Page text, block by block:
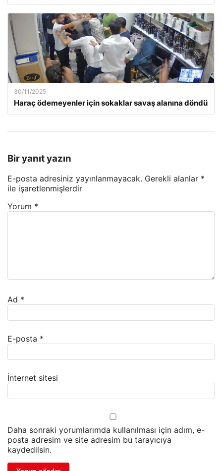
30/11/2025
Haraç ödemeyenler için sokaklar savaş alanına döndü
Bir yanıt yazın
E-posta adresiniz yayınlanmayacak. Gerekli alanlar *
ile işaretlenmişlerdir
Yorum *
Ad *
E-posta *
İnternet sitesi
Daha sonraki yorumlarımda kullanılması için adım, e-
posta adresim ve site adresim bu tarayıcıya
kaydedilsin.